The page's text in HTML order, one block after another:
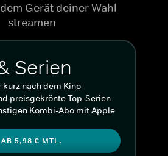
Gerät deiner Wahl
streamen
Serien
nach dem Kino
preisgekrönte Top-Serien
Kombi-Abo mit Apple
AB 5,98 € MTL.